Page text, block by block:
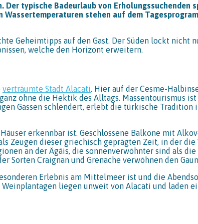
typische Badeurlaub von Erholungssuchenden
stehen auf dem
Geheimtipps auf den Gast. Der Süden lockt nicht
welche den Horizont erweitern.
verträumte Stadt Alacati. Hier auf der Cesme-
ohne die Hektik des Alltags. Massentourismus
Gassen schlendert, erlebt die türkische
erkennbar ist. Geschlossene Balkone mit
Zeugen dieser griechisch geprägten Zeit, in der die
an der Ägäis, die sonnenverwöhnter sind als
Sorten Craignan und Grenache verwöhnen den
Erlebnis am Mittelmeer ist und die
liegen unweit von Alacati und laden